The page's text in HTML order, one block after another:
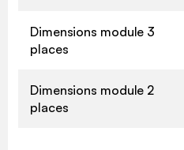
Dimensions module 3
places
Dimensions module 2
places